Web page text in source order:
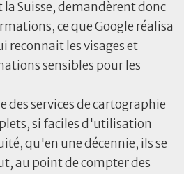
Suisse, demandèrent donc
ce que Google réalisa
reconnait les visages et
sensibles pour les
des services de cartographie
si faciles d'utilisation
qu'en une décennie, ils se
au point de compter des